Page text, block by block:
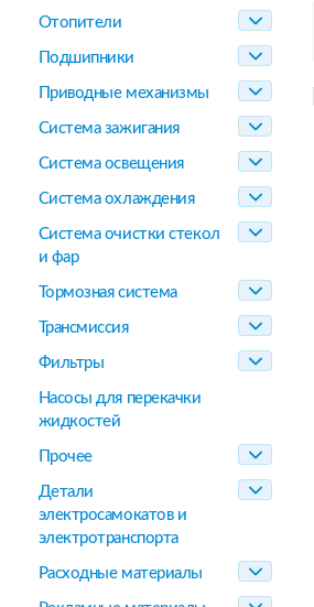
Отопители
Подшипники
Приводные механизмы
Система зажигания
Система освещения
Система охлаждения
Система очистки стекол
и фар
Тормозная система
Трансмиссия
Фильтры
Насосы для перекачки
жидкостей
Прочее
Детали
электросамокатов и
электротранспорта
Расходные материалы